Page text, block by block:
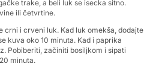
trake, a beli luk se isecka sitno.
ili četvrtine.
crni i crveni luk. Kad luk omekša, dodajte
kuva oko 10 minuta. Kad i paprika
Pobiberiti, začiniti bosiljkom i sipati
minuta.